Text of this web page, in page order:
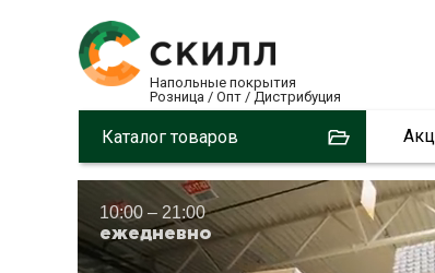
Напольные покрытия
Розница / Опт / Дистрибуция
Каталог товаров
10:00 – 21:00
ежедневно